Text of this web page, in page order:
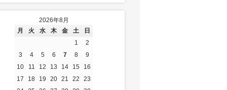
2026年8月
月
火 水 木 金 土
日
1
2
3
4 5 6 7 8
9
10
11 12 13 14 15
16
17
18 19 20 21 22
23